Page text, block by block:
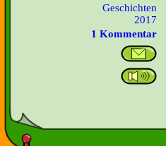
Geschichten
2017
1 Kommentar